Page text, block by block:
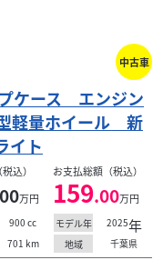
認定中古車保証２
き■低金利...
中古車
ケース エンジン
軽量ホイール 新
イト
込）
万円
お支払総額（税込）
159.00万円
900 cc モデル年 2025年
701 km 地域
千葉県